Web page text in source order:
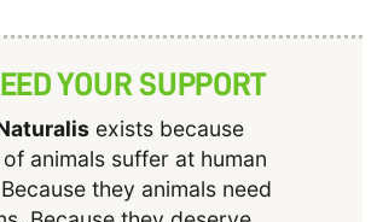
YOUR SUPPORT
exists because
animals suffer at human
they animals need